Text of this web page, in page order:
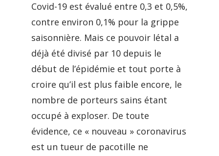
Covid-19 est évalué entre 0,3 et 0,5%,
contre environ 0,1% pour la grippe
saisonnière. Mais ce pouvoir létal a
déjà été divisé par 10 depuis le
début de l’épidémie et tout porte à
croire qu’il est plus faible encore, le
nombre de porteurs sains étant
occupé à exploser. De toute
évidence, ce « nouveau » coronavirus
est un tueur de pacotille ne